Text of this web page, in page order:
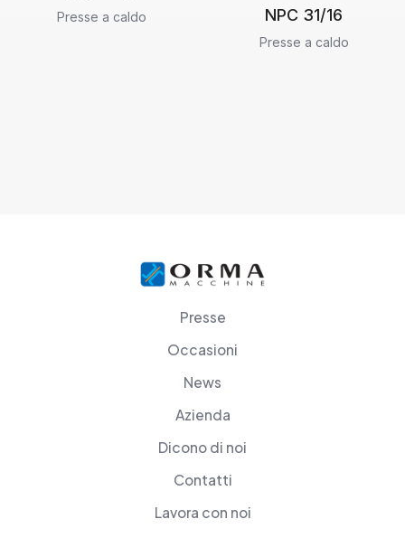
Presse a caldo NPC 31/16
Presse a caldo
Presse
Occasioni
News
Azienda
Dicono di noi
Contatti
Lavora con noi